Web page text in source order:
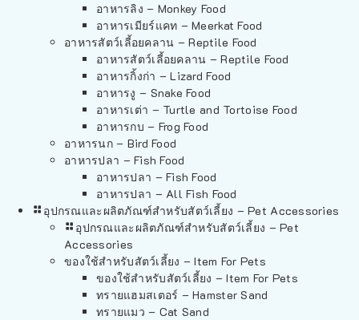
อาหารลิง – Monkey Food
อาหารเมียร์แคท – Meerkat Food
อาหารสัตว์เลี้อยคลาน – Reptile Food
อาหารสัตว์เลี้อยคลาน – Reptile Food
อาหารกิ้งก่า – Lizard Food
อาหารงู – Snake Food
อาหารเต่า – Turtle and Tortoise Food
อาหารกบ – Frog Food
อาหารนก – Bird Food
อาหารปลา – Fish Food
อาหารปลา – Fish Food
อาหารปลา – All Fish Food
อุปกรณและผลิตภัณฑ์สำหรับสัตว์เลี้ยง – Pet Accessories
อุปกรณและผลิตภัณฑ์สำหรับสัตว์เลี้ยง – Pet
Accessories
ของใช้สำหรับสัตว์เลี้ยง – Item For Pets
ของใช้สำหรับสัตว์เลี้ยง – Item For Pets
ทรายแฮมสเตอร์ – Hamster Sand
ทรายแมว – Cat Sand